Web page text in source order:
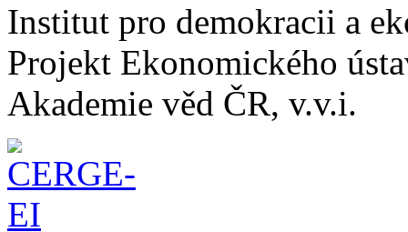
Institut pro demokracii a
Projekt Ekonomického
Akademie věd ČR, v.v.i.